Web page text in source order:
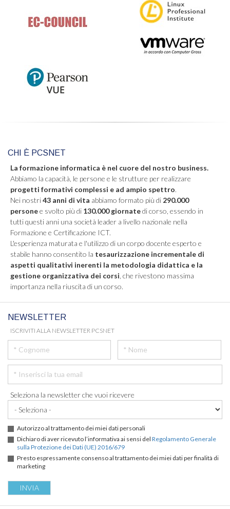
CHI È PCSNET
La formazione informatica è nel cuore del nostro business.
Abbiamo la capacità, le persone e le strutture per realizzare
progetti formativi complessi e ad ampio spettro.
Nei nostri43 anni di vita abbiamo formato più di 290.000
personee svolto più di 130.000 giornatedi corso, essendo in
tutti questi anni una società leader a livello nazionale nella
Formazione e Certificazione ICT.
L'esperienza maturata e l'utilizzo di un corpo docente esperto e
stabile hanno consentito la tesaurizzazione incrementale di
aspetti qualitativi inerenti la metodologia didattica e la
gestione organizzativa dei corsi , che rivestono massima
importanza nella riuscita di un corso.
NEWSLETTER
ISCRIVITI ALLA NEWSLETTER PCSNET
Seleziona la newsletter che vuoi ricevere
Autorizzo al trattamento dei miei dati personali
Dichiaro di aver ricevuto l’informativa ai sensi del Regolamento Generale
sulla Protezione dei Dati (UE) 2016/679
Presto espressamente consenso al trattamento dei miei dati per finalità di
marketing